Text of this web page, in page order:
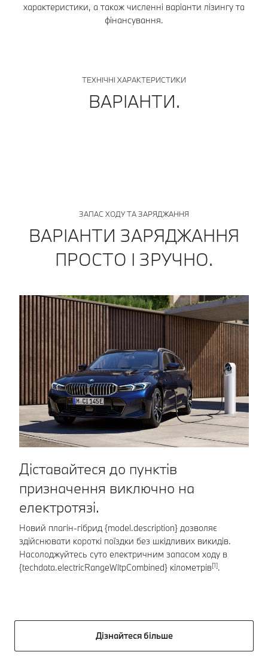
характеристики, а також численні варіанти лізингу та
фінансування.
ТЕХНІЧНІ ХАРАКТЕРИСТИКИ
ВАРІАНТИ.
ЗАПАС ХОДУ ТА ЗАРЯДЖАННЯ
ВАРІАНТИ ЗАРЯДЖАННЯ
ПРОСТО І ЗРУЧНО.
Діставайтеся до пунктів
призначення виключно на
електротязі.
Новий плагін-гібрид {model.description} дозволяє
здійснювати короткі поїздки без шкідливих викидів.
Насолоджуйтесь суто електричним запасом ходу в
{techdata.electricRangeWltpCombined} кілометрів[1].
Дізнайтеся більше